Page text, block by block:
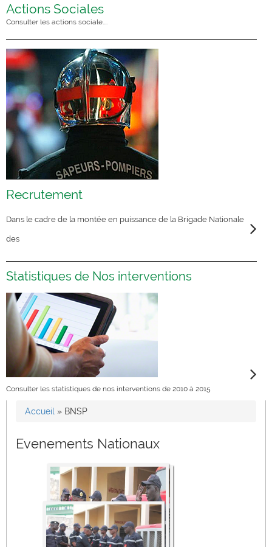
Actions Sociales
Consulter les actions sociale....
Recrutement
Dans le cadre de la montée en puissance de la Brigade Nationale
des
Statistiques de Nos interventions
Consulter les statistiques de nos interventions de 2010 à 2015
Accueil » BNSP
Evenements Nationaux